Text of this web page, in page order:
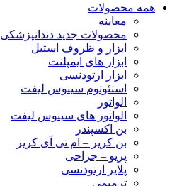
همه محصولات
معاینه
محصولات جدید دندانپزشکی
ابزار و ظروف استیل
ابزار های ایمپلنت
ابزار ارتودنسی
استئوتوم سینوس لیفت
الواتور
الواتور های سینوس لیفت
بن اکسپندر
بن کریر – ام تی آی کریر
پریو – جراحی
پلایر ارتودنسی
ترمیمی